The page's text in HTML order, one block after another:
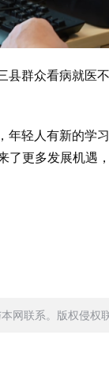
群众看病就医
轻人有新的学
更多发展机遇
网联系。版权侵权